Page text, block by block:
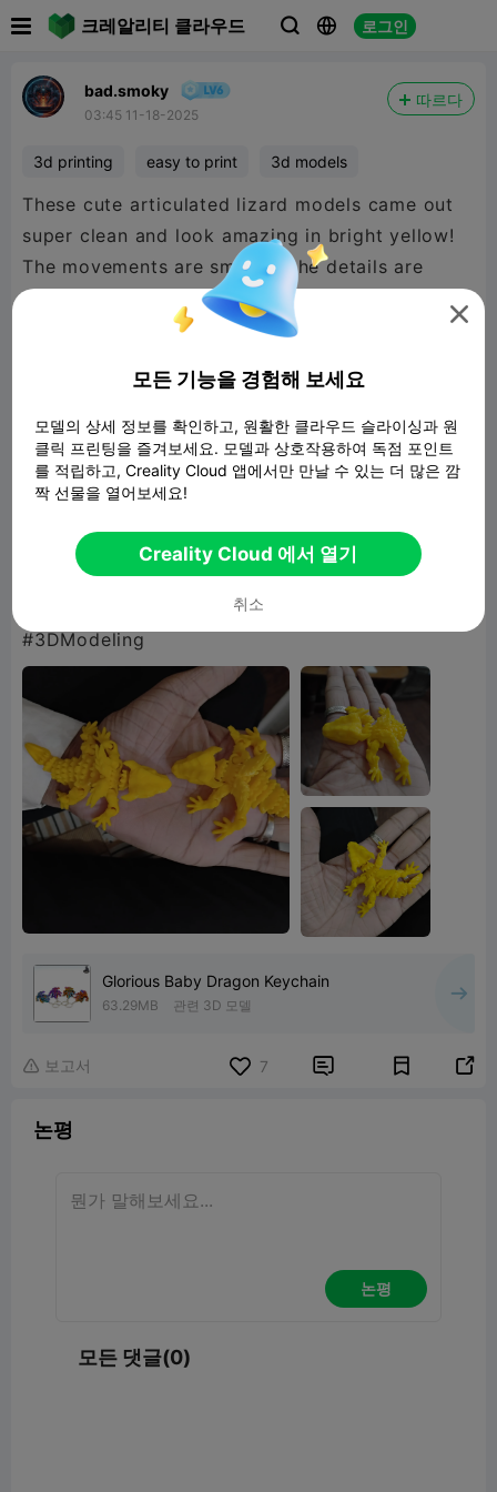
크레알리티 클라우드   로그인
bad.smoky
03:45 11-18-2025
따르다
3d printing easy to print 3d models
These cute articulated lizard models came out
super clean and look amazing in bright yellow!
The movements are smooth, the details are
crisp, and the print quality is exactly what you
want from a fun fidget-style model.
Perfect as a keychain, desk toy, or just
something cool to play with — these little guys
are surprisingly addictive! 😄
Printed on the Creality Hi printer with great
#3DPrinting #ArticulatedModel #LizardToy
#CrealityHi #CleanPrint #FidgetToy
#3DModeling
Glorious Baby Dragon Keychain
63.29MB 관련 3D 모델
 보고서 7  
논평
논평
모든 댓글(0)

모든 기능을 경험해 보세요
모델의 상세 정보를 확인하고, 원활한 클라우드 슬라이싱과 원
클릭 프린팅을 즐겨보세요. 모델과 상호작용하여 독점 포인트
를 적립하고, Creality Cloud 앱에서만 만날 수 있는 더 많은 깜
짝 선물을 열어보세요!
Creality Cloud 에서 열기
취소